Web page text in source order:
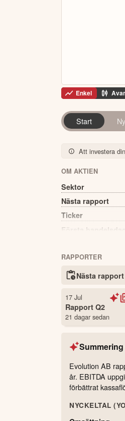
Enkel
Start
Att investera
OM AKTIEN
Sektor
Nästa rapport
Ticker
Första handelsdag
RAPPORTER
Nästa rapport
17 Jul
Rapport Q2
21 dagar sedan
Summering
Evolution AB
år. EBITDA
förbättrat
NYCKELTAL